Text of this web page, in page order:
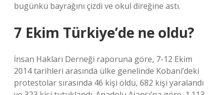
bugünkü bayrağını çizdi ve okul direğine astı.
7 Ekim Türkiye’de ne oldu?
İnsan Hakları Derneği raporuna göre, 7-12 Ekim
2014 tarihleri ​​arasında ülke genelinde Kobani’deki
protestolar sırasında 46 kişi öldü, 682 kişi yaralandı